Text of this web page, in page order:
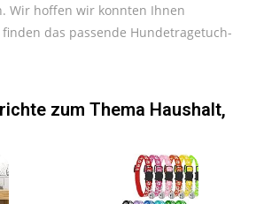
Wir hoffen wir konnten Ihnen
das passende Hundetragetuch-
zum Thema Haushalt,